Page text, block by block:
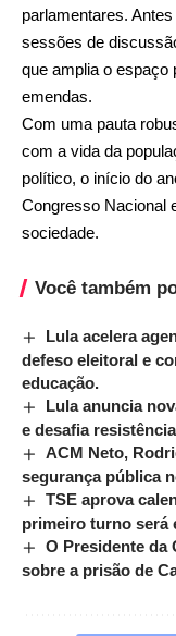
parlamentares.
sessões de
que amplia o espaço
emendas.
Com uma pauta
com a vida da
político, o início do
Congresso Nacional
sociedade.
Você também
Lula acelera
defeso eleitoral e
educação.
Lula anuncia
e desafia
ACM Neto,
segurança pública
TSE aprova
primeiro turno será
O Presidente da
sobre a prisão de